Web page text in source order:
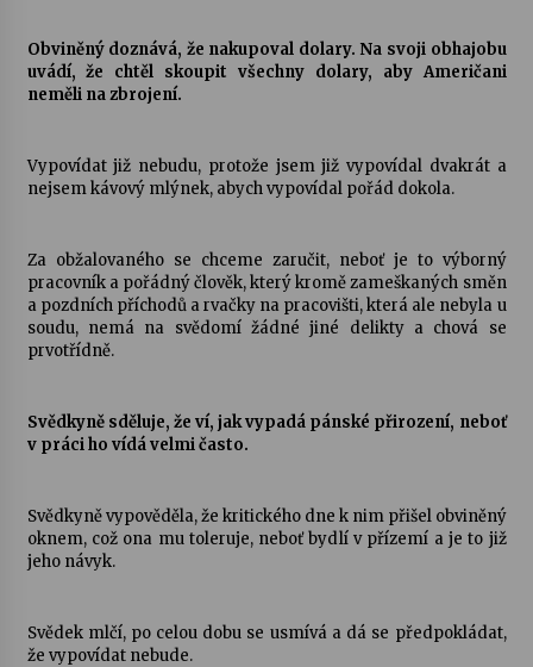
Obviněný doznává, že nakupoval dolary. Na svoji obhajobu
uvádí, že chtěl skoupit všechny dolary, aby Američani
neměli na zbrojení.
Vypovídat již nebudu, protože jsem již vypovídal dvakrát a
nejsem kávový mlýnek, abych vypovídal pořád dokola.
Za obžalovaného se chceme zaručit, neboť je to výborný
pracovník a pořádný člověk, který kromě zameškaných směn
a pozdních příchodů a rvačky na pracovišti, která ale nebyla u
soudu, nemá na svědomí žádné jiné delikty a chová se
prvotřídně.
Svědkyně sděluje, že ví, jak vypadá pánské přirození, neboť
v práci ho vídá velmi často.
Svědkyně vypověděla, že kritického dne k nim přišel obviněný
oknem, což ona mu toleruje, neboť bydlí v přízemí a je to již
jeho návyk.
Svědek mlčí, po celou dobu se usmívá a dá se předpokládat,
že vypovídat nebude.